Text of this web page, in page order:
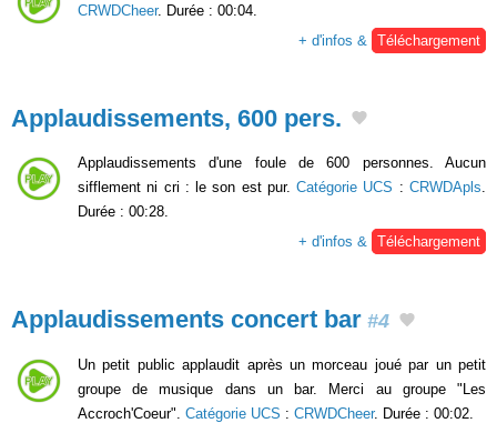
CRWDCheer. Durée : 00:04.
+ d'infos &
Téléchargement
Applaudissements, 600 pers.
Applaudissements d'une foule de 600 personnes. Aucun
sifflement ni cri : le son est pur.Catégorie UCS :CRWDApls.
Durée : 00:28.
+ d'infos & Téléchargement
Applaudissements concert bar #4
Un petit public applaudit après un morceau joué par un petit
groupe de musique dans un bar. Merci au groupe "Les
Accroch'Coeur". Catégorie UCS : CRWDCheer. Durée : 00:02.